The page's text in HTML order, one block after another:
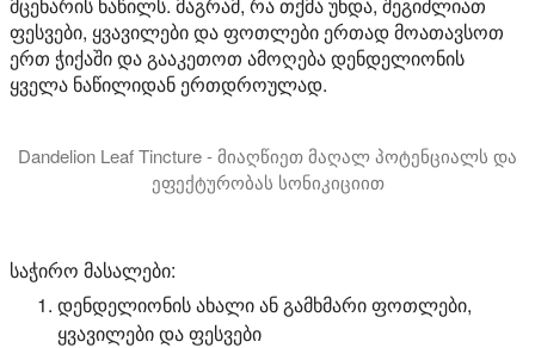
მცენარის ნაწილს. მაგრამ, რა თქმა უნდა, შეგიძლიათ
ფესვები, ყვავილები და ფოთლები ერთად მოათავსოთ
ერთ ჭიქაში და გააკეთოთ ამოღება დენდელიონის
ყველა ნაწილიდან ერთდროულად.
Dandelion Leaf Tincture - მიაღწიეთ მაღალ პოტენციალს და
ეფექტურობას სონიკიციით
საჭირო მასალები:
დენდელიონის ახალი ან გამხმარი ფოთლები,
ყვავილები და ფესვები